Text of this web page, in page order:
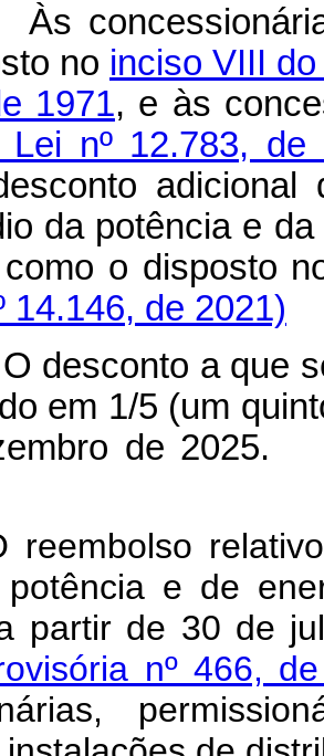
Às
no inciso VIII do
1971, e às
Lei nº 12.783,
da potência e
como o
14.146, de 2021)
desconto a que
em 1/5 (um
de
e de
partir de 30 de
nº 466,